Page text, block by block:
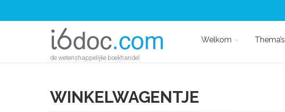
de wetenshappelijke boekhandel
Welkom Thema’s
WINKELWAGENTJE